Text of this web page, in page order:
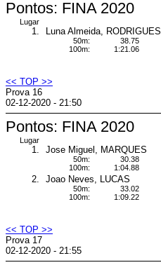
Pontos: FINA 2020
Lugar
1. Luna Almeida, RODRIGUES
50m:
100m:
38.75
1:21.06
<< TOP >>
Prova 16
02-12-2020 - 21:50
Pontos: FINA 2020
Lugar
1. Jose Miguel, MARQUES
50m:
100m:
30.38
1:04.88
2. Joao Neves, LUCAS
50m:
100m:
33.02
1:09.22
<< TOP >>
Prova 17
02-12-2020 - 21:55